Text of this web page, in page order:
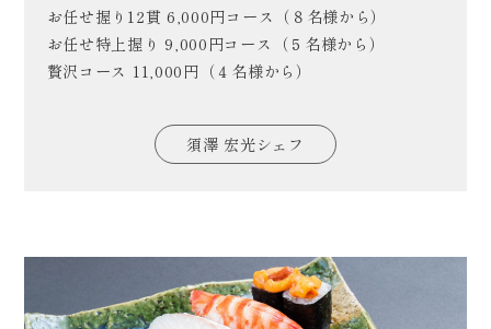
お任せ握り12貫 6,000円コース（８名様から）
お任せ特上握り 9,000円コース（５名様から）
贅沢コース 11,000円（４名様から）
須澤 宏光シェフ